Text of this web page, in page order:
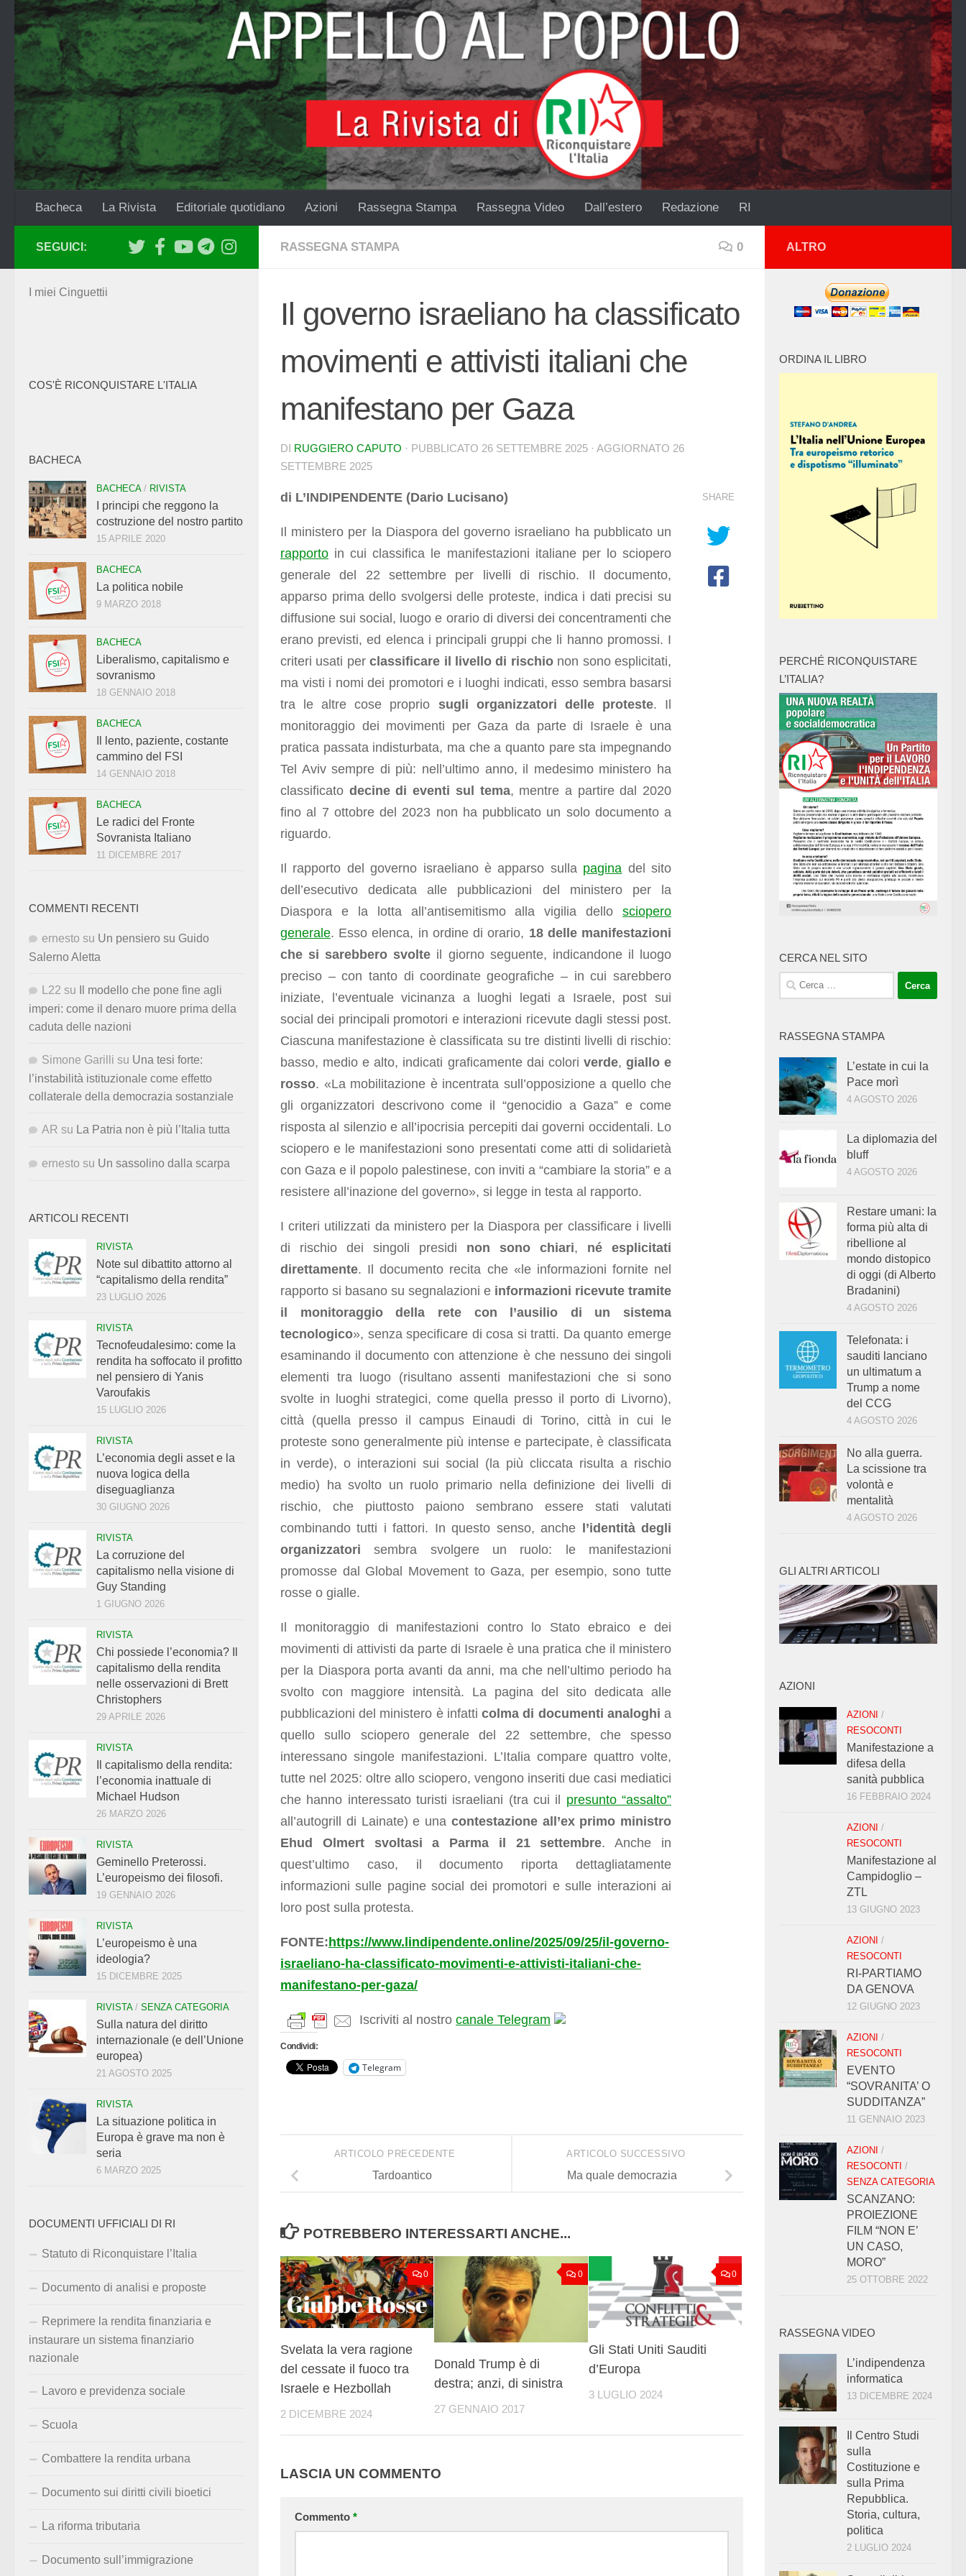
Salta al contenuto
Bacheca La Rivista Editoriale quotidiano Azioni Rassegna Stampa Rassegna Video Dall’estero Redazione RI
RASSEGNA STAMPA 0
Il governo israeliano ha classificato
movimenti e attivisti italiani che
manifestano per Gaza
DI RUGGIERO CAPUTO · PUBBLICATO 26 SETTEMBRE 2025 · AGGIORNATO 26
SETTEMBRE 2025
di L’INDIPENDENTE (Dario Lucisano)
Il ministero per la Diaspora del governo israeliano ha pubblicato un
rapporto in cui classifica le manifestazioni italiane per lo sciopero
generale del 22 settembre per livelli di rischio. Il documento,
apparso prima dello svolgersi delle proteste, indica i dati precisi su
diffusione sui social, luogo e orario di diversi dei concentramenti che
erano previsti, ed elenca i principali gruppi che li hanno promossi. I
criteri usati perclassificare il livello di rischionon sono esplicitati,
ma visti i nomi dei promotori e i luoghi indicati, esso sembra basarsi
tra le altre cose proprio sugli organizzatori delle proteste. Il
monitoraggio dei movimenti per Gaza da parte di Israele è una
pratica passata indisturbata, ma che a quanto pare sta impegnando
Tel Aviv sempre di più: nell’ultimo anno, il medesimo ministero ha
classificato decine di eventi sul tema, mentre a partire dal 2020
fino al 7 ottobre del 2023 non ha pubblicato un solo documento a
riguardo.
Il rapporto del governo israeliano è apparso sulla pagina del sito
dell’esecutivo dedicata alle pubblicazioni del ministero per la
Diaspora e la lotta all’antisemitismo alla vigilia dello sciopero
generale. Esso elenca, in ordine di orario, 18 delle manifestazioni
che si sarebbero svolte il giorno seguente, indicandone il luogo
preciso – con tanto di coordinate geografiche – in cui sarebbero
iniziate, l’eventuale vicinanza a luoghi legati a Israele, post sui
social dei principali promotori e interazioni ricevute dagli stessi post.
Ciascuna manifestazione è classificata su tre distinti livelli di rischio:
basso, medio e alto, indicati graficamente dai colori verde, giallo e
rosso. «La mobilitazione è incentrata sull’opposizione a quello che
gli organizzatori descrivono come il “genocidio a Gaza” e come
risposta al silenzio e all’ipocrisia percepiti dai governi occidentali. Lo
sciopero e le manifestazioni sono presentati come atti di solidarietà
con Gaza e il popolo palestinese, con inviti a “cambiare la storia” e a
resistere all’inazione del governo», si legge in testa al rapporto.
I criteri utilizzati da ministero per la Diaspora per classificare i livelli
di rischio dei singoli presidi non sono chiari, né esplicitati
direttamente. Il documento recita che «le informazioni fornite nel
rapporto si basano su segnalazioni e informazioni ricevute tramite
il monitoraggio della rete con l’ausilio di un sistema
tecnologico», senza specificare di cosa si tratti. Da quanto emerge
esaminando il documento con attenzione è che nessuno dei singoli
elementi tra luogo (risultano assenti manifestazioni che si sono
svolte in luoghi strategici, come quella presso il porto di Livorno),
città (quella presso il campus Einaudi di Torino, città in cui le
proteste sono generalmente più intense e partecipate, è classificata
in verde), o interazioni sui social (la più cliccata risulta a rischio
medio) ha svolto un ruolo primario nella definizione dei livelli di
rischio, che piuttosto paiono sembrano essere stati valutati
combinando tutti i fattori. In questo senso, anche
l’identità degli
organizzatori sembra svolgere un ruolo: le manifestazioni
promosse dal Global Movement to Gaza, per esempio, sono tutte
rosse o gialle.
Il monitoraggio di manifestazioni contro lo Stato ebraico e dei
movimenti di attivisti da parte di Israele è una pratica che il ministero
per la Diaspora porta avanti da anni, ma che nell’ultimo periodo ha
svolto con maggiore intensità. La pagina del sito dedicata alle
pubblicazioni del ministero è infatticolma di documenti analoghi a
quello sullo sciopero generale del 22 settembre, che spesso
interessano singole manifestazioni. L’Italia compare quattro volte,
tutte nel 2025: oltre allo sciopero, vengono inseriti due casi mediatici
che hanno interessato turisti israeliani (tra cui il presunto “assalto”
all’autogrill di Lainate) e una contestazione all’ex primo ministro
Ehud Olmert svoltasi a Parma il 21 settembre. Anche in
quest’ultimo caso, il documento riporta dettagliatamente
informazioni sulle pagine social dei promotori e sulle interazioni ai
loro post sulla protesta.
FONTE: https://www.lindipendente.online/2025/09/25/il-governo-
israeliano-ha-classificato-movimenti-e-attivisti-italiani-che-
manifestano-per-gaza/
Iscriviti al nostro canale Telegram
Condividi:
Telegram
SHARE
ARTICOLO SUCCESSIVO
Ma quale democrazia
ARTICOLO PRECEDENTE
Tardoantico
POTREBBERO INTERESSARTI ANCHE...
0
Svelata la vera ragione
del cessate il fuoco tra
Israele e Hezbollah
2 DICEMBRE 2024
0
Donald Trump è di
destra; anzi, di sinistra
27 GENNAIO 2017
0
Gli Stati Uniti Sauditi
d’Europa
3 LUGLIO 2024
LASCIA UN COMMENTO
Commento *
SEGUICI:
I miei Cinguettii
COS'È RICONQUISTARE L'ITALIA
BACHECA
BACHECA/ RIVISTA
I principi che reggono la
costruzione del nostro partito
15 APRILE 2020
BACHECA
La politica nobile
9 MARZO 2018
BACHECA
Liberalismo, capitalismo e
sovranismo
18 GENNAIO 2018
BACHECA
Il lento, paziente, costante
cammino del FSI
14 GENNAIO 2018
BACHECA
Le radici del Fronte
Sovranista Italiano
11 DICEMBRE 2017
COMMENTI RECENTI
ernesto su Un pensiero su Guido
Salerno Aletta
L22 su
Il modello che pone fine agli
imperi: come il denaro muore prima della
caduta delle nazioni
Simone Garilli su Una tesi forte:
l’instabilità istituzionale come effetto
collaterale della democrazia sostanziale
AR su La Patria non è più l’Italia tutta
ernesto su Un sassolino dalla scarpa
ARTICOLI RECENTI
RIVISTA
Note sul dibattito attorno al
“capitalismo della rendita”
23 LUGLIO 2026
RIVISTA
Tecnofeudalesimo: come la
rendita ha soffocato il profitto
nel pensiero di Yanis
Varoufakis
15 LUGLIO 2026
RIVISTA
L’economia degli asset e la
nuova logica della
diseguaglianza
30 GIUGNO 2026
RIVISTA
La corruzione del
capitalismo nella visione di
Guy Standing
1 GIUGNO 2026
RIVISTA
Chi possiede l’economia? Il
capitalismo della rendita
nelle osservazioni di Brett
Christophers
29 APRILE 2026
RIVISTA
Il capitalismo della rendita:
l’economia inattuale di
Michael Hudson
26 MARZO 2026
RIVISTA
Geminello Preterossi.
L’europeismo dei filosofi.
19 GENNAIO 2026
RIVISTA
L’europeismo è una
ideologia?
15 DICEMBRE 2025
RIVISTA/ SENZA CATEGORIA
Sulla natura del diritto
internazionale (e dell’Unione
europea)
21 AGOSTO 2025
RIVISTA
La situazione politica in
Europa è grave ma non è
seria
6 MARZO 2025
DOCUMENTI UFFICIALI DI RI
Statuto di Riconquistare l’Italia
Documento di analisi e proposte
Reprimere la rendita finanziaria e
instaurare un sistema finanziario
nazionale
Lavoro e previdenza sociale
Scuola
Combattere la rendita urbana
Documento sui diritti civili bioetici
La riforma tributaria
Documento sull’immigrazione
ALTRO
ORDINA IL LIBRO
PERCHÉ RICONQUISTARE
L’ITALIA?
CERCA NEL SITO
Ricerca
per:
RASSEGNA STAMPA
L’estate in cui la
Pace morì
4 AGOSTO 2026
La diplomazia del
bluff
4 AGOSTO 2026
Restare umani: la
forma più alta di
ribellione al
mondo distopico
di oggi (di Alberto
Bradanini)
4 AGOSTO 2026
Telefonata: i
sauditi lanciano
un ultimatum a
Trump a nome
del CCG
4 AGOSTO 2026
No alla guerra.
La scissione tra
volontà e
mentalità
4 AGOSTO 2026
GLI ALTRI ARTICOLI
AZIONI
AZIONI /
RESOCONTI
Manifestazione a
difesa della
sanità pubblica
16 FEBBRAIO 2024
AZIONI /
RESOCONTI
Manifestazione al
Campidoglio –
ZTL
13 GIUGNO 2023
AZIONI /
RESOCONTI
RI-PARTIAMO
DA GENOVA
12 GIUGNO 2023
AZIONI /
RESOCONTI
EVENTO
“SOVRANITA’ O
SUDDITANZA”
11 GENNAIO 2023
AZIONI /
RESOCONTI /
SENZA CATEGORIA
SCANZANO:
PROIEZIONE
FILM “NON E’
UN CASO,
MORO”
25 OTTOBRE 2022
RASSEGNA VIDEO
L’indipendenza
informatica
13 DICEMBRE 2024
Il Centro Studi
sulla
Costituzione e
sulla Prima
Repubblica.
Storia, cultura,
politica
2 LUGLIO 2024